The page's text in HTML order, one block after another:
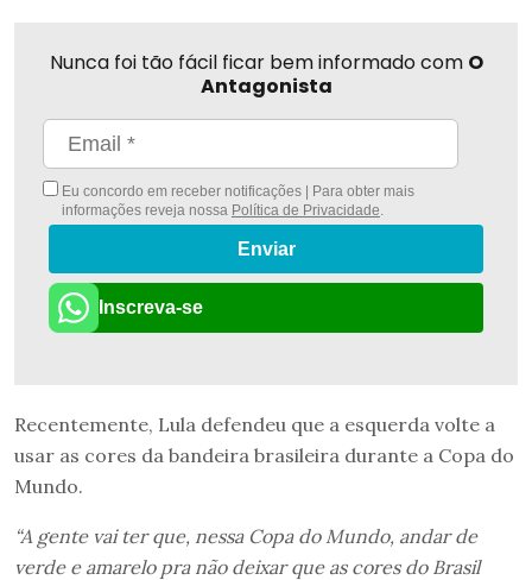
Nunca foi tão fácil ficar bem informado com O
Antagonista
Eu concordo em receber notificações | Para obter mais
informações reveja nossa Política de Privacidade.
Enviar
Inscreva-se
Recentemente, Lula defendeu que a esquerda volte a
usar as cores da bandeira brasileira durante a Copa do
Mundo.
“A gente vai ter que, nessa Copa do Mundo, andar de
verde e amarelo pra não deixar que as cores do Brasil